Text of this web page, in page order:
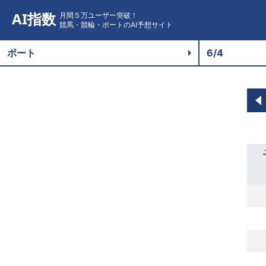
AI指数 月間５万ユーザー突破！
競馬・競輪・ボートのAI予想サイト